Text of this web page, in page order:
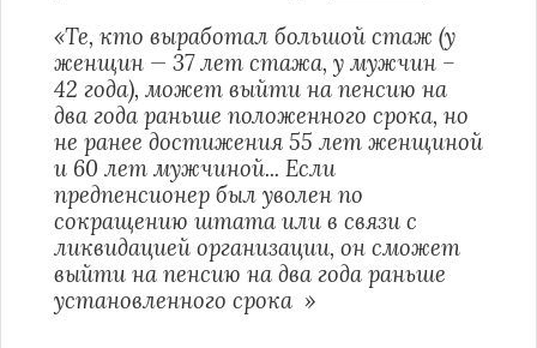
«Те, кто выработал большой стаж (у
женщин — 37 лет стажа, у мужчин –
42 года), может выйти на пенсию на
два года раньше положенного срока, но
не ранее достижения 55 лет женщиной
и 60 лет мужчиной... Если
предпенсионер был уволен по
сокращению штата или в связи с
ликвидацией организации, он сможет
выйти на пенсию на два года раньше
установленного срока »